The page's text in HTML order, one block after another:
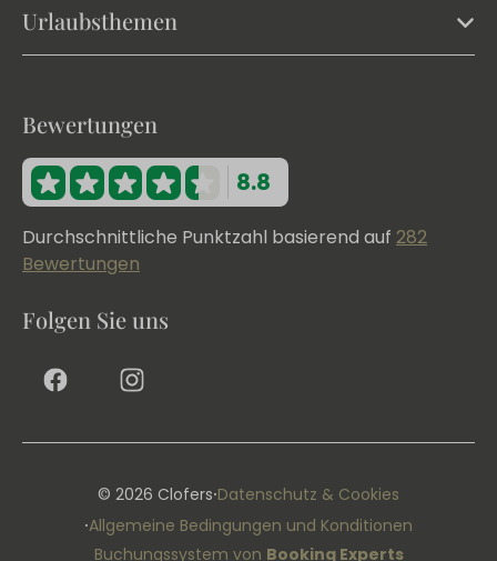
Urlaubsthemen
Bewertungen
8.8
Durchschnittliche Punktzahl basierend auf 282
Bewertungen
Folgen Sie uns
© 2026 Clofers·Datenschutz & Cookies
·Allgemeine Bedingungen und Konditionen
Buchungssystem von Booking Experts